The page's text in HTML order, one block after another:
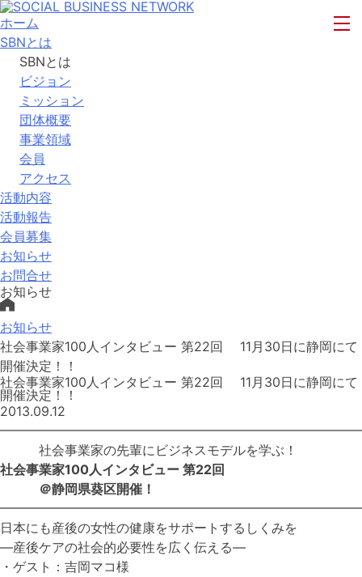
ホーム
SBNとは
SBNとは
ビジョン
ミッション
団体概要
事業領域
会員
アクセス
活動内容
活動報告
会員募集
お知らせ
お問合せ
お知らせ
お知らせ
社会事業家100人インタビュー 第22回 11月30日に静岡にて
開催決定！！
社会事業家100人インタビュー 第22回 11月30日に静岡にて
開催決定！！
2013.09.12
社会事業家の先輩にビジネスモデルを学ぶ！
社会事業家100人インタビュー 第22回
＠静岡県葵区開催！
日本にも産後の女性の健康をサポートするしくみを
―産後ケアの社会的必要性を広く伝える―
・ゲスト：吉岡マコ様